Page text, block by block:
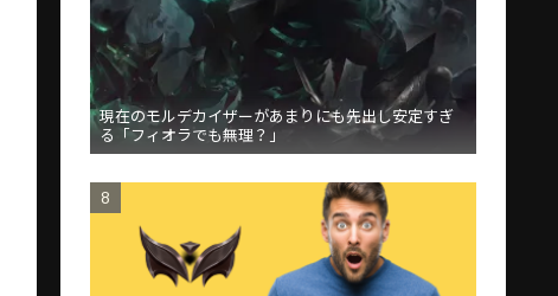
現在のモルデカイザーがあまりにも先出し安定すぎ
る「フィオラでも無理？」